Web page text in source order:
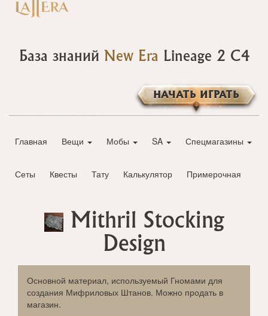
База знаний New Era Lineage 2 C4
НАЧАТЬ ИГРАТЬ
Главная Вещи Мобы SA Спецмагазины
Сеты Квесты Тату Калькулятор Примерочная
Mithril Stocking
Design
Основной материал, используемый Гномами для
создания Мифриловых Штанов. Можно продать в
магазин.